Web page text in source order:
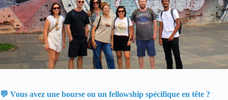
💬 Vous avez une bourse ou un fellowship spécifique en tête ?